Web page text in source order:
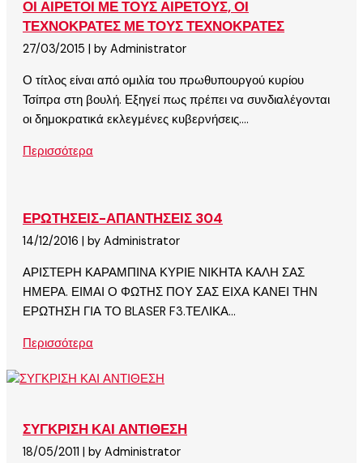
ΟΙ ΑΙΡΕΤΟΙ ΜΕ ΤΟΥΣ ΑΙΡΕΤΟΥΣ, ΟΙ
ΤΕΧΝΟΚΡΑΤΕΣ ΜΕ ΤΟΥΣ ΤΕΧΝΟΚΡΑΤΕΣ
27/03/2015 by Administrator
Ο τίτλος είναι από ομιλία του πρωθυπουργού κυρίου
Τσίπρα στη βουλή. Εξηγεί πως πρέπει να συνδιαλέγονται
οι δημοκρατικά εκλεγμένες κυβερνήσεις....
Περισσότερα
ΕΡΩΤΗΣΕΙΣ-ΑΠΑΝΤΗΣΕΙΣ 304
14/12/2016 | by Administrator
ΑΡΙΣΤΕΡΗ ΚΑΡΑΜΠΙΝΑ ΚΥΡΙΕ ΝΙΚΗΤΑ ΚΑΛΗ ΣΑΣ
ΗΜΕΡΑ. ΕΙΜΑΙ Ο ΦΩΤΗΣ ΠΟΥ ΣΑΣ ΕΙΧΑ ΚΑΝΕΙ ΤΗΝ
ΕΡΩΤΗΣΗ ΓΙΑ ΤΟ BLASER F3.ΤΕΛΙΚΑ...
Περισσότερα
ΣΥΓΚΡΙΣΗ ΚΑΙ ΑΝΤΙΘΕΣΗ
18/05/2011 | by Administrator